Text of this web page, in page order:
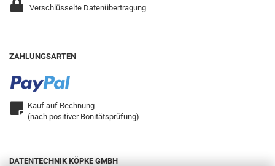
Verschlüsselte Datenübertragung
ZAHLUNGSARTEN
Kauf auf Rechnung
(nach positiver Bonitätsprüfung)
DATENTECHNIK KÖPKE GMBH